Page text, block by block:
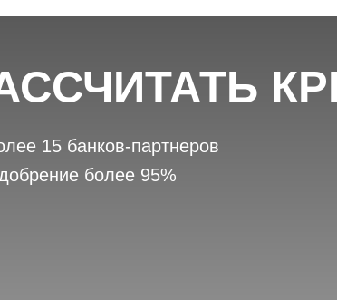
15 банков-партнеров
более 95%